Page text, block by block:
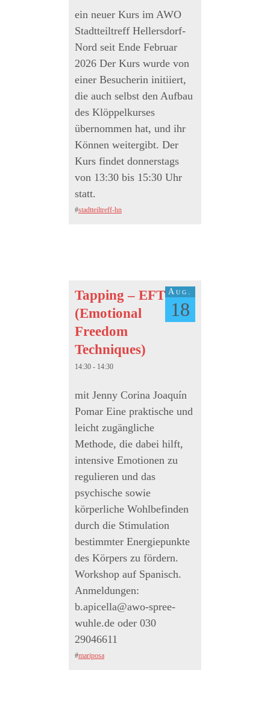
ein neuer Kurs im AWO
Stadtteiltreff Hellersdorf-
Nord seit Ende Februar
2026 Der Kurs wurde von
einer Besucherin initiiert,
die auch selbst den Aufbau
des Klöppelkurses
übernommen hat, und ihr
Können weitergibt. Der
Kurs findet donnerstags
von 13:30 bis 15:30 Uhr
statt.
#stadtteiltreff-hn
Aug.
18
Tapping – EFT
(Emotional
Freedom
Techniques)
14:30 - 14:30
mit Jenny Corina Joaquín
Pomar Eine praktische und
leicht zugängliche
Methode, die dabei hilft,
intensive Emotionen zu
regulieren und das
psychische sowie
körperliche Wohlbefinden
durch die Stimulation
bestimmter Energiepunkte
des Körpers zu fördern.
Workshop auf Spanisch.
Anmeldungen:
b.apicella@awo-spree-
wuhle.de oder 030
29046611
#mariposa